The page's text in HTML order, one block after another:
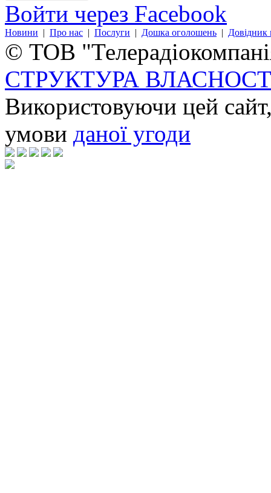
Войти через Facebook
Новини | Про нас | Послуги | Дошка оголошень | Довідник
© ТОВ
СТРУКТУРА
Використовуючи цей
умови даної угоди